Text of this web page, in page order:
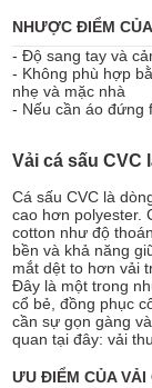
NHƯỢC ĐIỂM
- Độ sang tay và
- Không phù hợp
nhẹ và mặc nhà
- Nếu cần áo đứng
Vải cá sấu CVC
Cá sấu CVC là
cao hơn polyester.
cotton như độ
bền và khả năng
mắt dệt to hơn vải
Đây là một trong
cổ bẻ, đồng phục
cần sự gọn gàng
quan tại đây:vải
ƯU ĐIỂM CỦA VẢI